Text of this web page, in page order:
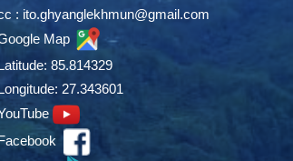
: ito.ghyanglekhmun@gmail.com
Map
85.814329
27.343601